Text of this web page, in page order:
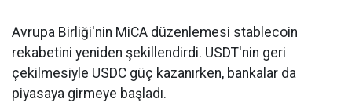
Avrupa Birliği'nin MiCA düzenlemesi stablecoin
rekabetini yeniden şekillendirdi. USDT'nin geri
çekilmesiyle USDC güç kazanırken, bankalar da
piyasaya girmeye başladı.